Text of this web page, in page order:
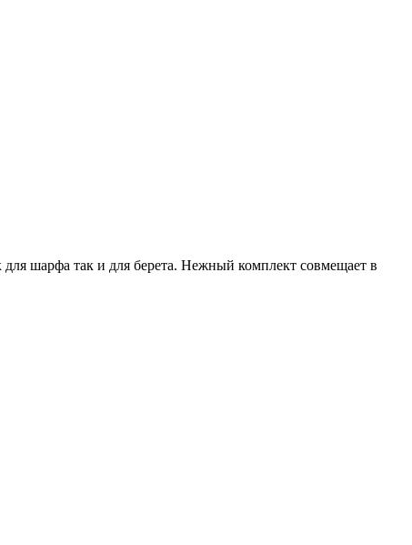
шарфа так и для берета. Нежный комплект совмещает в